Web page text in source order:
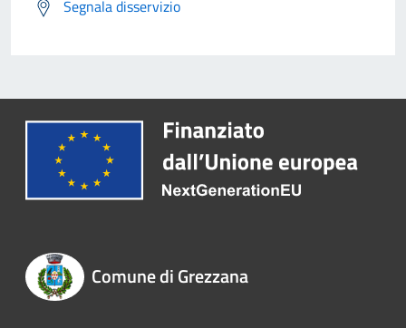
Segnala disservizio
Comune di Grezzana